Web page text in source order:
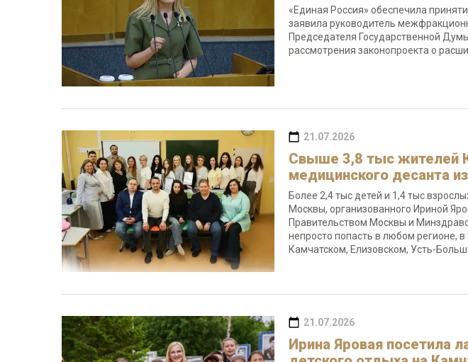
«Единая Россия» обеспечила
заявила руководитель
Председателя Государственной
рассмотрения законопроекта о
21.07.2026
Свыше 3,8 тыс жителей
медицинского десанта
Более 2,4 тыс детей и 1,4 тыс
Москвы, организованного Ириной
Правительством Москвы и
непросто попасть в любом регионе,
Камчатском, Елизовском, Усть-
21.07.2026
Ирина Яровая посетила